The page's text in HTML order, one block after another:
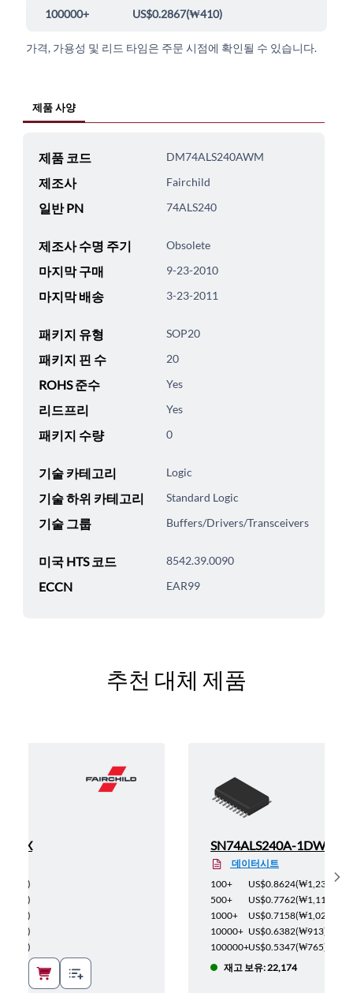
100000+ US$0.2867(₩410)
가격, 가용성 및 리드 타임은 주문 시점에 확인될 수 있습니다.
제품 사양
제품 코드 DM74ALS240AWM
제조사 Fairchild
일반 PN 74ALS240
제조사 수명 주기 Obsolete
마지막 구매 9-23-2010
마지막 배송 3-23-2011
패키지 유형 SOP20
패키지 핀 수 20
ROHS 준수 Yes
리드프리 Yes
패키지 수량 0
기술 카테고리 Logic
기술 하위 카테고리 Standard Logic
기술 그룹 Buffers/Drivers/Transceivers
미국 HTS 코드 8542.39.0090
ECCN EAR99
추천 대체 제품
)
)
)
)
)
SN74ALS240A-1DW
데이터시트
100+
US$0.8624(₩1,234
)
500+
US$0.7762(₩1,111
1000+
US$0.7158(₩1,024
10000+ US$0.6382(₩913)
100000+US$0.5347(₩765)
재고 보유: 22,174